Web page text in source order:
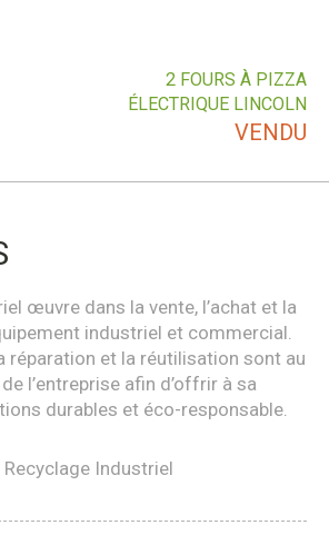
2 FOURS À PIZZA
ÉLECTRIQUE LINCOLN
VENDU
œuvre dans la vente, l’achat et la
industriel et commercial.
réparation et la réutilisation sont au
l’entreprise afin d’offrir à sa
durables et éco-responsable.